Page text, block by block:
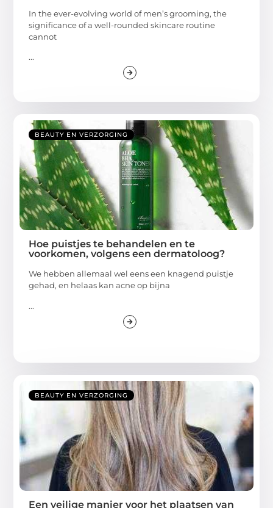
In the ever-evolving world of men’s grooming, the
significance of a well-rounded skincare routine
cannot
...
BEAUTY EN VERZORGING
Hoe puistjes te behandelen en te
voorkomen, volgens een dermatoloog?
We hebben allemaal wel eens een knagend puistje
gehad, en helaas kan acne op bijna
...
BEAUTY EN VERZORGING
Een veilige manier voor het plaatsen van